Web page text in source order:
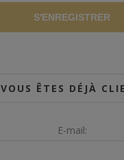
S'ENREGISTRER
VOUS ÊTES DÉJÀ
E-mail: